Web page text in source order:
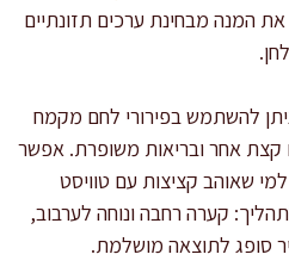
המנה מבחינת ערכים תזונתיים
להשתמש בפירורי לחם מקמח
אחר ובריאות משופרת. אפשר
שאוהב קציצות עם טוויסט
קערה רחבה ונוחה לערבוב,
סופג לתוצאה מושלמת.